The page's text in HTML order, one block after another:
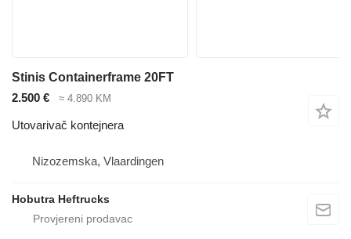
Stinis Containerframe 20FT
2.500 €
≈ 4.890 KM
Utovarivač kontejnera
Nizozemska, Vlaardingen
Hobutra Heftrucks